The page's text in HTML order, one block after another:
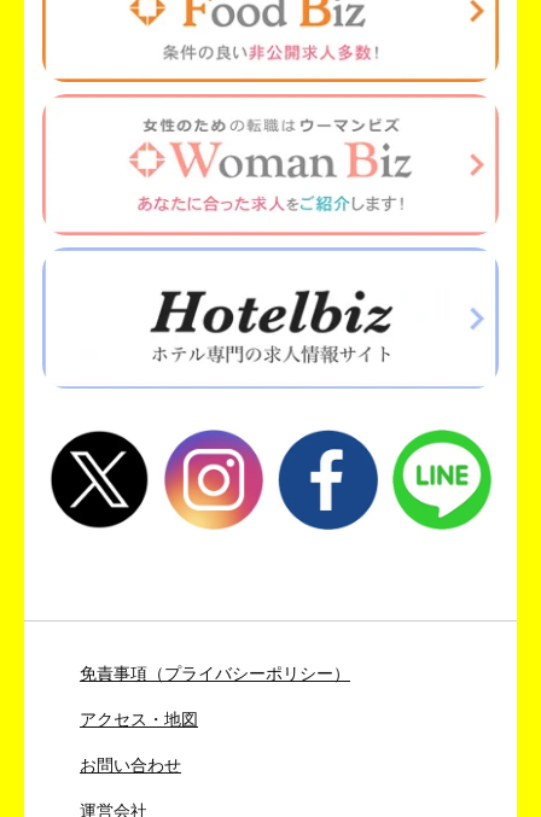
免責事項（プライバシーポリシー）
アクセス・地図
お問い合わせ
運営会社